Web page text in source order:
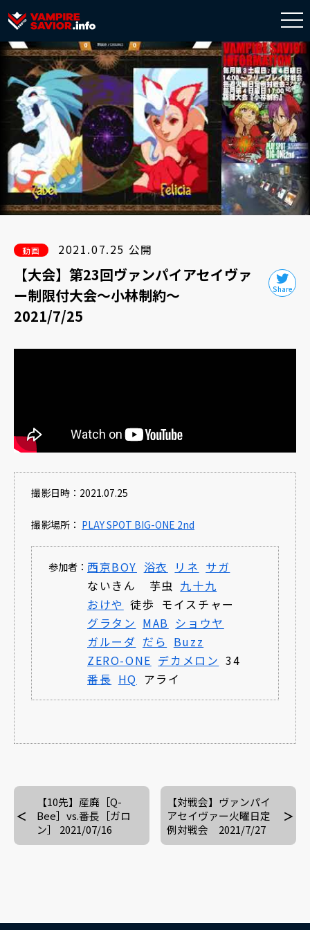
動画 2021.07.25 公開
【大会】第23回ヴァンパイアセイヴァ
ー制限付大会～小林制約～
2021/7/25
撮影日時：2021.07.25
撮影場所： PLAY SPOT BIG-ONE 2nd
参加者： 西京BOY 浴衣 リネ サガ
ないきん
芋虫 九十九
おけや 徒歩 モイスチャー
グラタン MAB ショウヤ
ガルーダ だら Buzz
ZERO-ONE デカメロン 34
番長 HQ アライ
【10先】産廃［Q-
Bee］vs.番長［ガロ
ン］ 2021/07/16
【対戦会】ヴァンパイ
アセイヴァー火曜日定
例対戦会 2021/7/27